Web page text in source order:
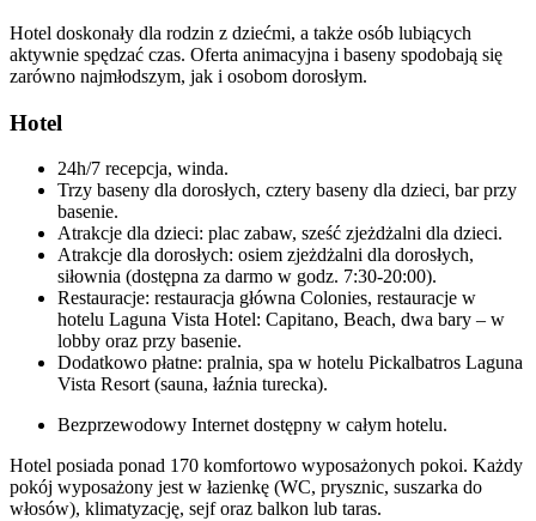
Hotel doskonały dla rodzin z dziećmi, a także osób lubiących
aktywnie spędzać czas. Oferta animacyjna i baseny spodobają się
zarówno najmłodszym, jak i osobom dorosłym.
Hotel
24h/7 recepcja, winda.
Trzy baseny dla dorosłych, cztery baseny dla dzieci, bar przy
basenie.
Atrakcje dla dzieci: plac zabaw, sześć zjeżdżalni dla dzieci.
Atrakcje dla dorosłych: osiem zjeżdżalni dla dorosłych,
siłownia (dostępna za darmo w godz. 7:30-20:00).
Restauracje: restauracja główna Colonies, restauracje w
hotelu Laguna Vista Hotel: Capitano, Beach, dwa bary – w
lobby oraz przy basenie.
Dodatkowo płatne: pralnia, spa w hotelu Pickalbatros Laguna
Vista Resort (sauna, łaźnia turecka).
Bezprzewodowy Internet dostępny w całym hotelu.
Hotel posiada ponad 170 komfortowo wyposażonych pokoi. Każdy
pokój wyposażony jest w łazienkę (WC, prysznic, suszarka do
włosów), klimatyzację, sejf oraz balkon lub taras.